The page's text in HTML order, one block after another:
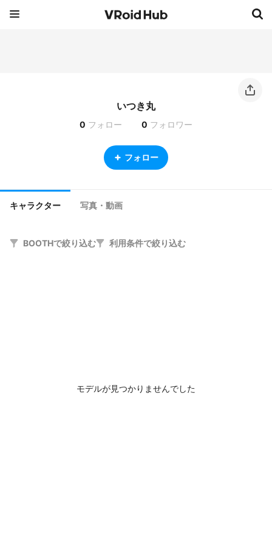
いつき丸
0 フォロー 0 フォロワー
フォロー
キャラクター 写真・動画
BOOTHで絞り込む 利用条件で絞り込む
モデルが見つかりませんでした